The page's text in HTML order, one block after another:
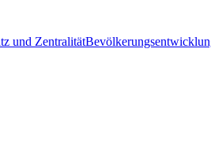
und Zentralität